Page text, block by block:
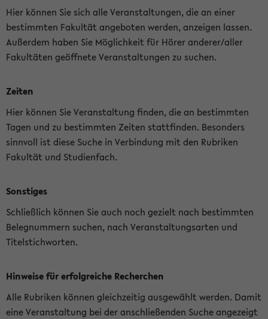
Hier können Sie sich alle Veranstaltungen, die an einer
bestimmten Fakultät angeboten werden, anzeigen lassen.
Außerdem haben Sie Möglichkeit für Hörer anderer/aller
Fakultäten geöffnete Veranstaltungen zu suchen.
Zeiten
Hier können Sie Veranstaltung finden, die an bestimmten
Tagen und zu bestimmten Zeiten stattfinden. Besonders
sinnvoll ist diese Suche in Verbindung mit den Rubriken
Fakultät und Studienfach.
Sonstiges
Schließlich können Sie auch noch gezielt nach bestimmten
Belegnummern suchen, nach Veranstaltungsarten und
Titelstichworten.
Hinweise für erfolgreiche Recherchen
Alle Rubriken können gleichzeitig ausgewählt werden. Damit
eine Veranstaltung bei der anschließenden Suche angezeigt